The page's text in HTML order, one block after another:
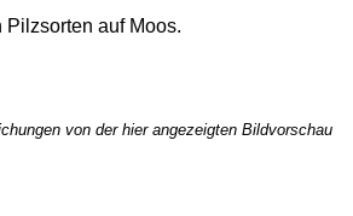
auf Moos.
von der hier angezeigten Bildvorschau